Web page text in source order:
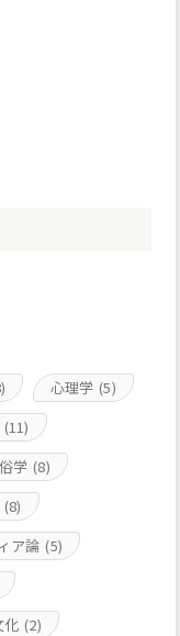
心理学 (5)
(11)
学 (8)
(8)
ア論 (5)
化 (2)